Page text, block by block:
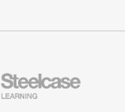
Mobilier
pour